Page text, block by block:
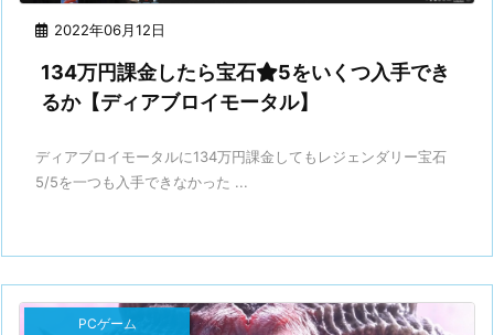
2022年06月12日
134万円課金したら宝石
5をいくつ入手でき
るか【ディアブロイモータル】
ディアブロイモータルに134万円課金してもレジェンダリー宝石
5/5を一つも入手できなかった ...
PCゲーム